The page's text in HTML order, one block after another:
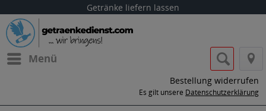
Getränke liefern lassen
Menü
Bestellung widerrufen
Es gilt unsere Datenschutzerklärung